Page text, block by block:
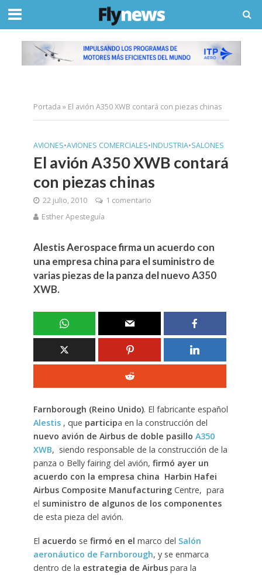
Portada » El avión A350 XWB contará con piezas chinas
AVIONES•AVIONES COMERCIALES•INDUSTRIA•SALONES
El avión A350 XWB contará
con piezas chinas
22 julio, 2010
1 comentario
Esther Apesteguía
Alestis Aerospace firma un acuerdo con
una empresa china para el suministro de
varias piezas de la panza del nuevo A350
XWB.
Farnborough (Reino Unido). El fabricante español
Alestis , que participa en la construcción del
nuevo avión de Airbus de doble pasillo A350
XWB, siendo responsable de la construcción de la
panza o Belly fairing del avión, firmó ayer un
acuerdo con la empresa china Harbin Hafei
Airbus Composite ManufacturingCentre, para
el suministro de algunos de los componentes
de esta pieza del avión.
El acuerdo se firmó en el marco del Salón
aeronáutico de Farnborough, y se enmarca
dentro de la estrategia de Airbuspara la